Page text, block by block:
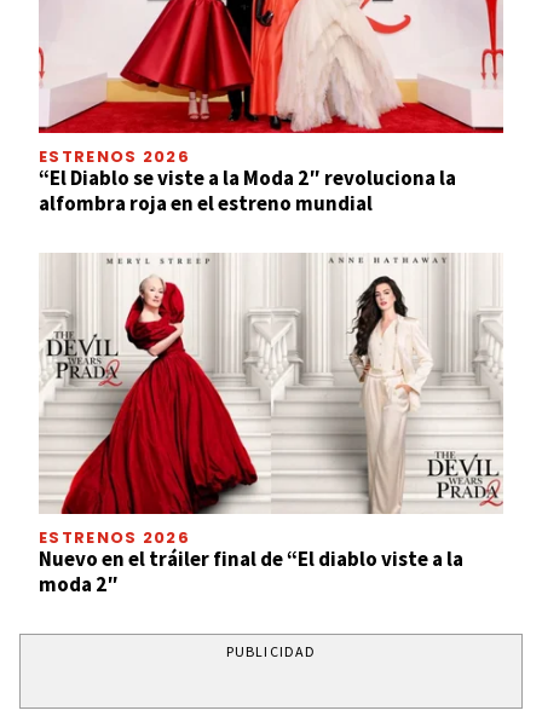
ESTRENOS 2026
“El Diablo se viste a la Moda 2″ revoluciona la
alfombra roja en el estreno mundial
ESTRENOS 2026
Nuevo en el tráiler final de “El diablo viste a la
moda 2″
PUBLICIDAD